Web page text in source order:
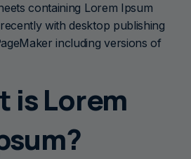
containing Lorem Ipsum
with desktop publishing
including versions of
is Lorem